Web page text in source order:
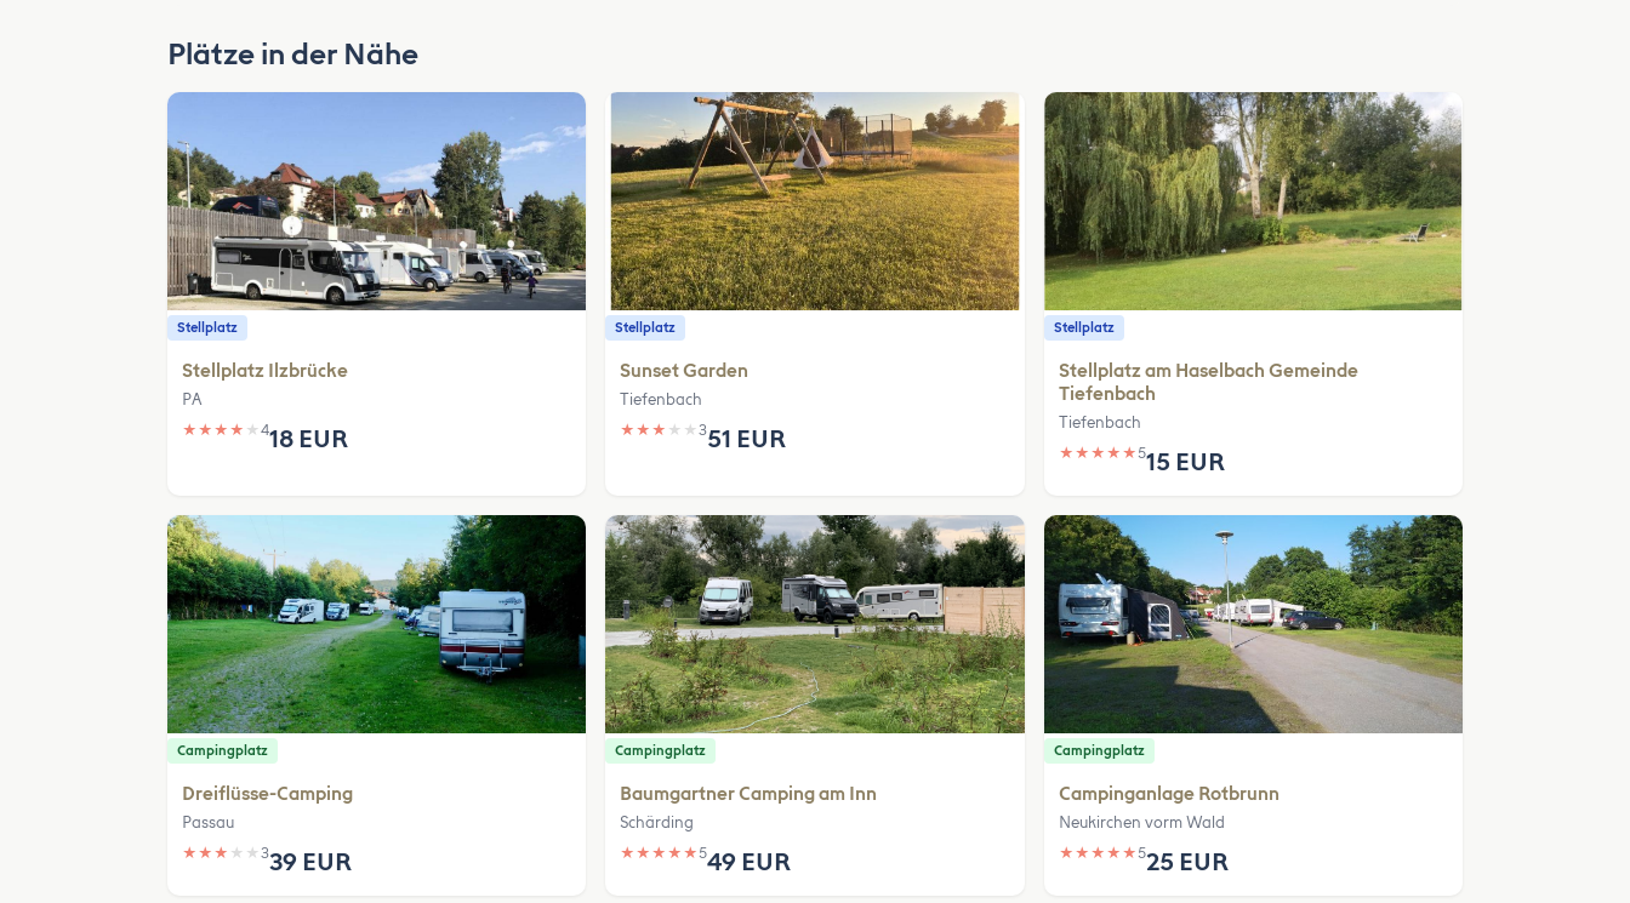
Plätze in der Nähe
Stellplatz
Stellplatz Ilzbrücke
PA
★ ★ ★ ★ ★ 418 EUR
Stellplatz
Sunset Garden
Tiefenbach
★ ★ ★ ★ ★351 EUR
Stellplatz
Stellplatz am Haselbach Gemeinde
Tiefenbach
Tiefenbach
★ ★ ★ ★ ★515 EUR
Campingplatz
Dreiflüsse-Camping
Passau
★ ★ ★ ★ ★ 339 EUR
Campingplatz
Baumgartner Camping am Inn
Schärding
★ ★ ★ ★ ★549 EUR
Campingplatz
Campinganlage Rotbrunn
Neukirchen vorm Wald
★ ★ ★ ★ ★525 EUR